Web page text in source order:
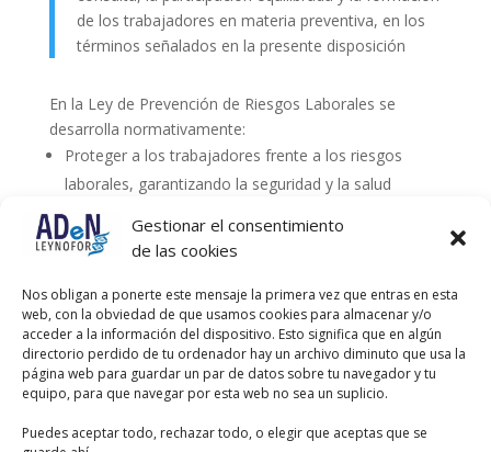
Gestionar el consentimiento
de las cookies
Nos obligan a ponerte este mensaje la primera vez que entras en esta
web, con la obviedad de que usamos cookies para almacenar y/o
acceder a la información del dispositivo. Esto significa que en algún
directorio perdido de tu ordenador hay un archivo diminuto que usa la
página web para guardar un par de datos sobre tu navegador y tu
equipo, para que navegar por esta web no sea un suplicio.
Puedes aceptar todo, rechazar todo, o elegir que aceptas que se
de los trabajadores en materia preventiva, en los
términos señalados en la presente disposición
En la Ley de Prevención de Riesgos Laborales se
desarrolla normativamente:
Proteger a los trabajadores frente a los riesgos
laborales, garantizando la seguridad y la salud
laboral.
Realizar la prevención de los riesgos, integrando en
medidas que sean necesarias.
Formar, informar y consultar a los trabajadores,
permitiendo su participación.
Vigilar el estado de salud de los trabajadores.
Constituir una organización preventiva y dotarla de